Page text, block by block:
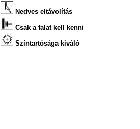
Nedves eltávolítás
Csak a falat kell kenni
Színtartósága kiváló